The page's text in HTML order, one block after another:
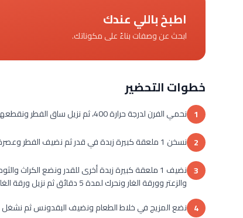
اطبخ باللي عندك
ابحث عن وصفات بناءً على مكوناتك.
خطوات التحضير
1 نحمي الفرن لدرجة حرارة 400، ثم نزيل ساق الفطر ونقطعها ونضعها جانباً .
2 نسخن 1 ملعقة كبيرة زبدة في قدر ثم نضيف الفطر وعصرة نصف ليمونة ورشة فلفل ونحرك بهدوء لمدة دقيقتين ثم نضعها جانباً .
3
نضيف 1 ملعقة كبيرة زبدة أخرى للقدر ونضع
والزعتر وورقة الغار ونحرك لمدة 5 دقائق ثم نزيل ورقة الغار .
4 نضع المزيج في خلاط الطعام ونضيف البقدونس ثم نشغل